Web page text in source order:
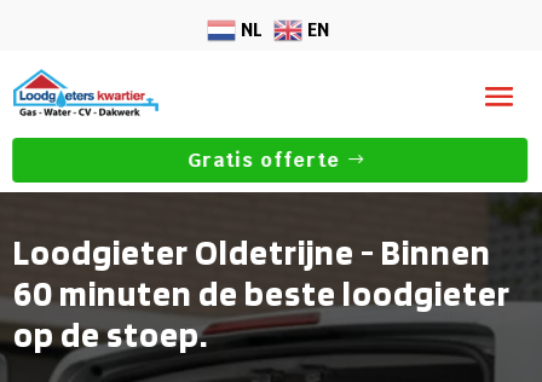
NL EN
Gratis offerte
Loodgieter Oldetrijne - Binnen
60 minuten de beste loodgieter
op de stoep.